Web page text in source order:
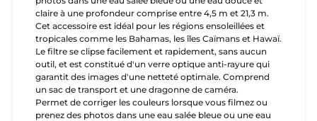
claire à une profondeur comprise entre 4,5 m et 21,3 m.
Cet accessoire est idéal pour les régions ensoleillées et
tropicales comme les Bahamas, les îles Caïmans et Hawaï.
Le filtre se clipse facilement et rapidement, sans aucun
outil, et est constitué d'un verre optique anti-rayure qui
garantit des images d'une netteté optimale. Comprend
un sac de transport et une dragonne de caméra.
Permet de corriger les couleurs lorsque vous filmez ou
prenez des photos dans une eau salée bleue ou une eau